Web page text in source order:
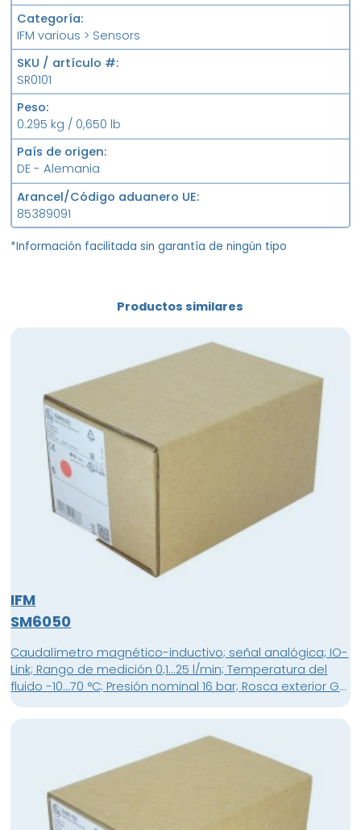
Categoría
IFM various > Sensors
SKU / artículo #
SR0101
Peso
0.295 kg / 0,650 lb
País de origen
DE - Alemania
Arancel/Código aduanero UE
85389091
*Información facilitada sin garantía de ningún tipo
Productos similares
IFM
SM6050
Caudalímetro magnético-inductivo; señal analógica; IO-
Link; Rango de medición 0,1...25 l/min; Temperatura del
fluido -10...70 °C; Presión nominal 16 bar; Rosca exterior G
1/2 DN15; Conector